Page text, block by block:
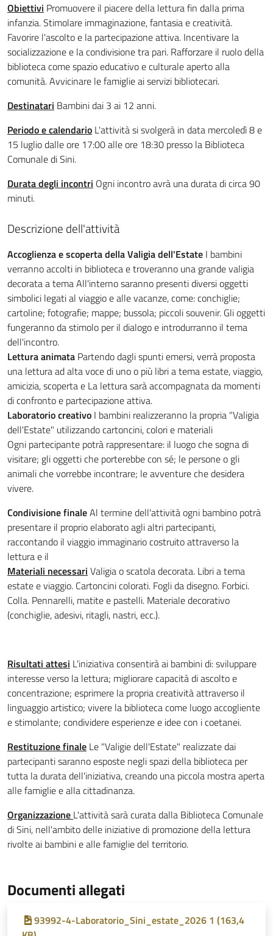
Obiettivi Promuovere il piacere della lettura fin dalla prima
infanzia. Stimolare immaginazione, fantasia e creatività.
Favorire l'ascolto e la partecipazione attiva. Incentivare la
socializzazione e la condivisione tra pari. Rafforzare il ruolo della
biblioteca come spazio educativo e culturale aperto alla
comunità. Avvicinare le famiglie ai servizi bibliotecari.
Destinatari Bambini dai 3 ai 12 anni.
Periodo e calendario L'attività si svolgerà in data mercoledì 8 e
15 luglio dalle ore 17:00 alle ore 18:30 presso la Biblioteca
Comunale di Sini.
Durata degli incontri Ogni incontro avrà una durata di circa 90
minuti.
Descrizione dell'attività
Accoglienza e scoperta della Valigia dell'Estate I bambini
verranno accolti in biblioteca e troveranno una grande valigia
decorata a tema All'interno saranno presenti diversi oggetti
simbolici legati al viaggio e alle vacanze, come: conchiglie;
cartoline; fotografie; mappe; bussola; piccoli souvenir. Gli oggetti
fungeranno da stimolo per il dialogo e introdurranno il tema
dell'incontro.
Lettura animata Partendo dagli spunti emersi, verrà proposta
una lettura ad alta voce di uno o più libri a tema estate, viaggio,
amicizia, scoperta e La lettura sarà accompagnata da momenti
di confronto e partecipazione attiva.
Laboratorio creativo I bambini realizzeranno la propria "Valigia
dell'Estate" utilizzando cartoncini, colori e materiali
Ogni partecipante potrà rappresentare: il luogo che sogna di
visitare; gli oggetti che porterebbe con sé; le persone o gli
animali che vorrebbe incontrare; le avventure che desidera
vivere.
Condivisione finaleAl termine dell'attività ogni bambino potrà
presentare il proprio elaborato agli altri partecipanti,
raccontando il viaggio immaginario costruito attraverso la
lettura e il
Materiali necessari Valigia o scatola decorata. Libri a tema
estate e viaggio. Cartoncini colorati. Fogli da disegno. Forbici.
Colla. Pennarelli, matite e pastelli. Materiale decorativo
(conchiglie, adesivi, ritagli, nastri, ecc.).
Risultati attesi L'iniziativa consentirà ai bambini di: sviluppare
interesse verso la lettura; migliorare capacità di ascolto e
concentrazione; esprimere la propria creatività attraverso il
linguaggio artistico; vivere la biblioteca come luogo accogliente
e stimolante; condividere esperienze e idee con i coetanei.
Restituzione finale Le "Valigie dell'Estate" realizzate dai
partecipanti saranno esposte negli spazi della biblioteca per
tutta la durata dell'iniziativa, creando una piccola mostra aperta
alle famiglie e alla cittadinanza.
Organizzazione L'attività sarà curata dalla Biblioteca Comunale
di Sini, nell'ambito delle iniziative di promozione della lettura
rivolte ai bambini e alle famiglie del territorio.
Documenti allegati
93992-4-Laboratorio_Sini_estate_2026 1 (163,4